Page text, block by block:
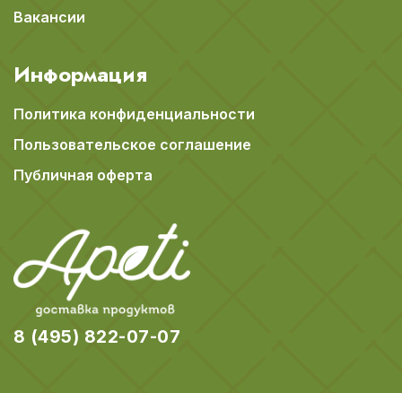
Вакансии
Информация
Политика конфиденциальности
Пользовательское соглашение
Публичная оферта
8 (495) 822-07-07